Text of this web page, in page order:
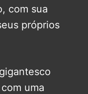
com sua
próprios
uma